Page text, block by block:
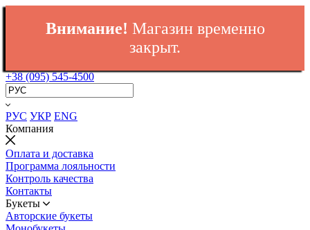
Внимание! Магазин временно
закрыт.
+38 (095) 545-4500
РУС УКР ENG
Компания
Оплата и доставка
Программа лояльности
Контроль качества
Контакты
Букеты
Авторские букеты